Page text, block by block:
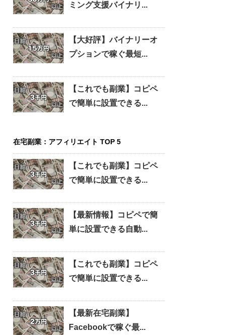
ミング支援バイナリ...
【大好評】バイナリーオ
プションで稼ぐ最短...
【これでも副業】コピペ
で簡単に設置できる...
在宅副業：アフィリエイト TOP 5
【これでも副業】コピペ
で簡単に設置できる...
【最新情報】コピペで簡
単に設置できる自動...
【これでも副業】コピペ
で簡単に設置できる...
【最新在宅副業】
Facebookで稼ぐ最...